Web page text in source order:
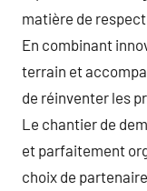
matière de
En combinant
terrain et
de réinventer les
Le chantier de
et parfaitement
choix de